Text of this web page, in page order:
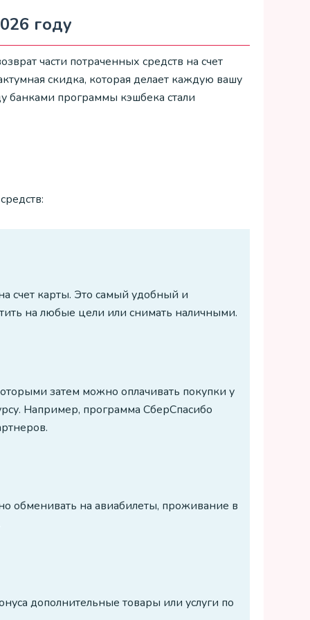
году
части потраченных средств на счет
скидка, которая делает каждую вашу
банками программы кэшбека стали
счет карты. Это самый удобный и
на любые цели или снимать наличными.
затем можно оплачивать покупки у
Например, программа СберСпасибо
обменивать на авиабилеты, проживание в
дополнительные товары или услуги по